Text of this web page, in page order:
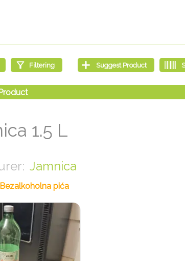
1.5 L
Jamnica
Bezalkoholna pića